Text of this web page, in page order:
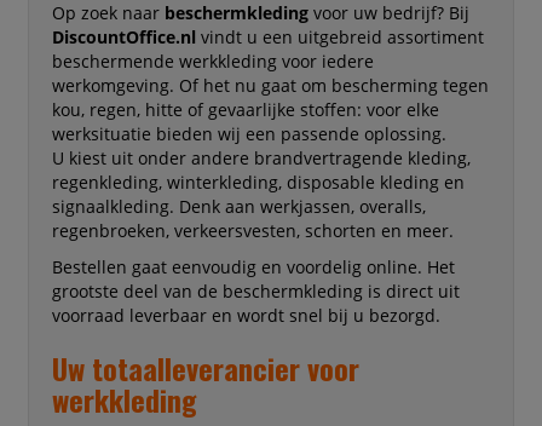
Op zoek naar beschermkledingvoor uw bedrijf? Bij
DiscountOffice.nl vindt u een uitgebreid assortiment
beschermende werkkleding voor iedere
werkomgeving. Of het nu gaat om bescherming tegen
kou, regen, hitte of gevaarlijke stoffen: voor elke
werksituatie bieden wij een passende oplossing.
U kiest uit onder andere brandvertragende kleding,
regenkleding, winterkleding, disposable kleding en
signaalkleding. Denk aan werkjassen, overalls,
regenbroeken, verkeersvesten, schorten en meer.
Bestellen gaat eenvoudig en voordelig online. Het
grootste deel van de beschermkleding is direct uit
voorraad leverbaar en wordt snel bij u bezorgd.
Uw totaalleverancier voor
werkkleding